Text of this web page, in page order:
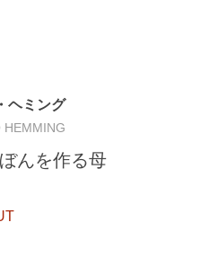
ヘミング
HEMMING
んを作る母